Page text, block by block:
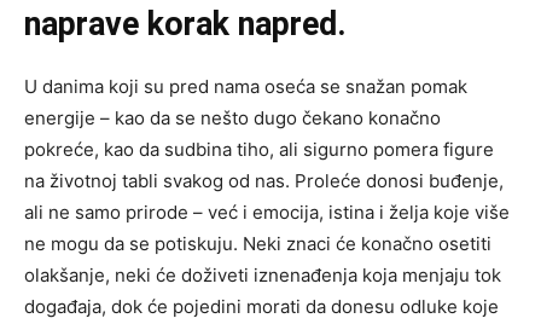
naprave korak napred.
U danima koji su pred nama oseća se snažan pomak
energije – kao da se nešto dugo čekano konačno
pokreće, kao da sudbina tiho, ali sigurno pomera figure
na životnoj tabli svakog od nas. Proleće donosi buđenje,
ali ne samo prirode – već i emocija, istina i želja koje više
ne mogu da se potiskuju. Neki znaci će konačno osetiti
olakšanje, neki će doživeti iznenađenja koja menjaju tok
događaja, dok će pojedini morati da donesu odluke koje